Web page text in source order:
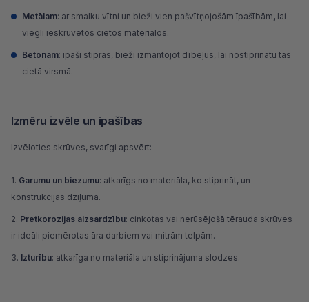
Metālam: ar smalku vītni un bieži vien pašvītņojošām īpašībām, lai
viegli ieskrūvētos cietos materiālos.
Betonam: īpaši stipras, bieži izmantojot dībeļus, lai nostiprinātu tās
cietā virsmā.
Izmēru izvēle un īpašības
Izvēloties skrūves, svarīgi apsvērt:
Garumu un biezumu: atkarīgs no materiāla, ko stiprināt, un
konstrukcijas dziļuma.
Pretkorozijas aizsardzību: cinkotas vai nerūsējošā tērauda skrūves
ir ideāli piemērotas āra darbiem vai mitrām telpām.
Izturību: atkarīga no materiāla un stiprinājuma slodzes.